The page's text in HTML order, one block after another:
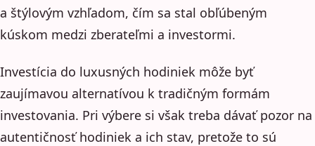
a štýlovým vzhľadom, čím sa stal obľúbeným
kúskom medzi zberateľmi a investormi.
Investícia do luxusných hodiniek môže byť
zaujímavou alternatívou k tradičným formám
investovania. Pri výbere si však treba dávať pozor na
autentičnosť hodiniek a ich stav, pretože to sú